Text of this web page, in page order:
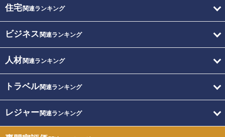
住宅関連ランキング
ビジネス 関連ランキング
人材関連ランキング
トラベル関連ランキング
レジャー関連ランキング